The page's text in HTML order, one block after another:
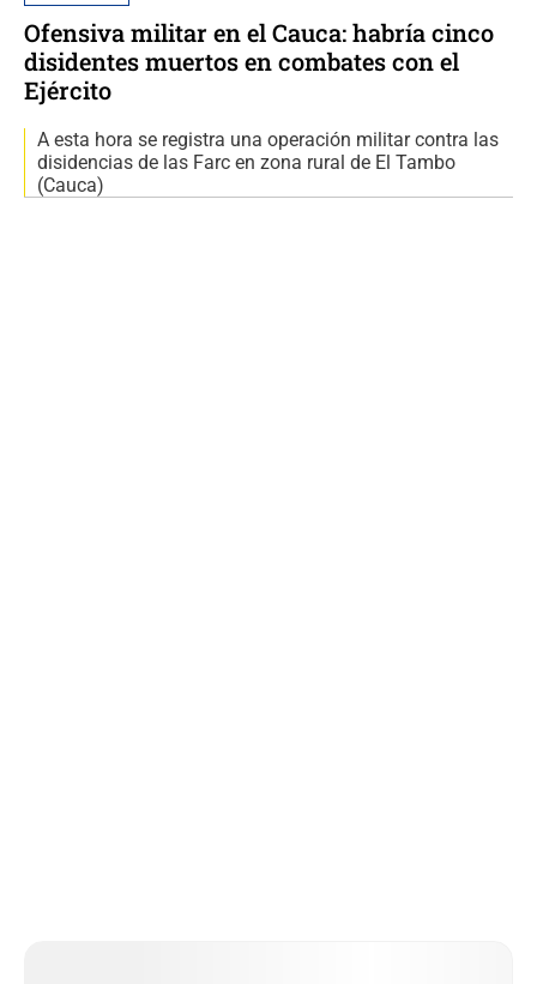
Ofensiva militar en el Cauca: habría cinco
disidentes muertos en combates con el
Ejército
A esta hora se registra una operación militar contra las
disidencias de las Farc en zona rural de El Tambo
(Cauca)